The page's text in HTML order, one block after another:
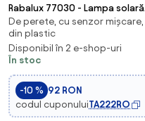
Rabalux 77030 - Lampa solară
LED de perete LUTTO
LED/1W/3,7V IP44 negru
De perete, cu senzor mișcare,
din plastic
Disponibil în 2 e-shop-uri
În stoc
-10 % 92 RON
codul cuponuluiTA222RO